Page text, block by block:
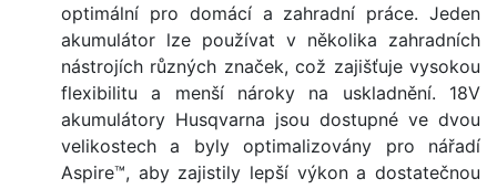
optimální pro domácí a zahradní práce. Jeden
akumulátor lze používat v několika zahradních
nástrojích různých značek, což zajišťuje vysokou
flexibilitu a menší nároky na uskladnění. 18V
akumulátory Husqvarna jsou dostupné ve dvou
velikostech a byly optimalizovány pro nářadí
Aspire™, aby zajistily lepší výkon a dostatečnou